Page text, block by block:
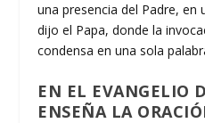
una presencia del Padre, en
dijo el Papa, donde la
condensa en una sola
EN EL EVANGELIO
ENSEÑA LA